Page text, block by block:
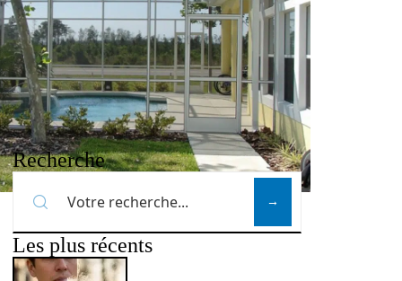
Recherche
Les plus récents